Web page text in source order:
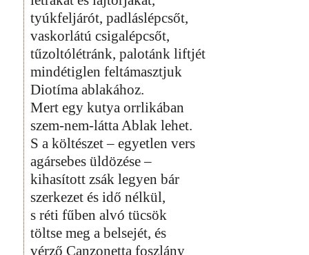
tyúkfeljárót, padláslépcsőt,
vaskorlátú csigalépcsőt,
tűzoltólétránk, palotánk liftjét
mindétiglen feltámasztjuk
Diotíma ablakához.
Mert egy kutya orrlikában
szem-nem-látta Ablak lehet.
S a költészet – egyetlen vers
agársebes üldözése –
kihasított zsák legyen bár
szerkezet és idő nélkül,
s réti fűben alvó tücsök
töltse meg a belsejét, és
vérző Canzonetta foszlány